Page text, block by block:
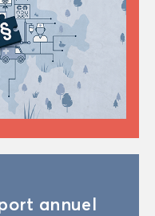
an­nuel